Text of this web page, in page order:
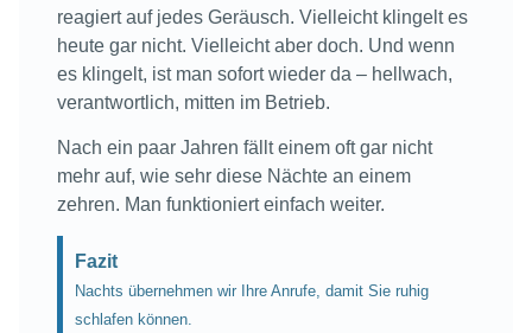
reagiert auf jedes Geräusch. Vielleicht klingelt es
heute gar nicht. Vielleicht aber doch. Und wenn
es klingelt, ist man sofort wieder da – hellwach,
verantwortlich, mitten im Betrieb.
Nach ein paar Jahren fällt einem oft gar nicht
mehr auf, wie sehr diese Nächte an einem
zehren. Man funktioniert einfach weiter.
Fazit
Nachts übernehmen wir Ihre Anrufe, damit Sie ruhig
schlafen können.